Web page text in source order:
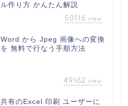
ル作り方 かんたん解説
50116 view
Word から Jpeg 画像への変換
を 無料で行なう手順方法
49162 view
共有のExcel 印刷 ユーザーに